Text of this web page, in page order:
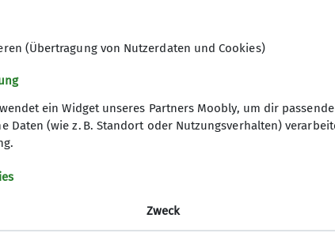
(Übertragung von Nutzerdaten und Cookies)
ein Widget unseres Partners Moobly, um dir
Daten (wie z. B. Standort oder Nutzungsverhalten)
Zweck